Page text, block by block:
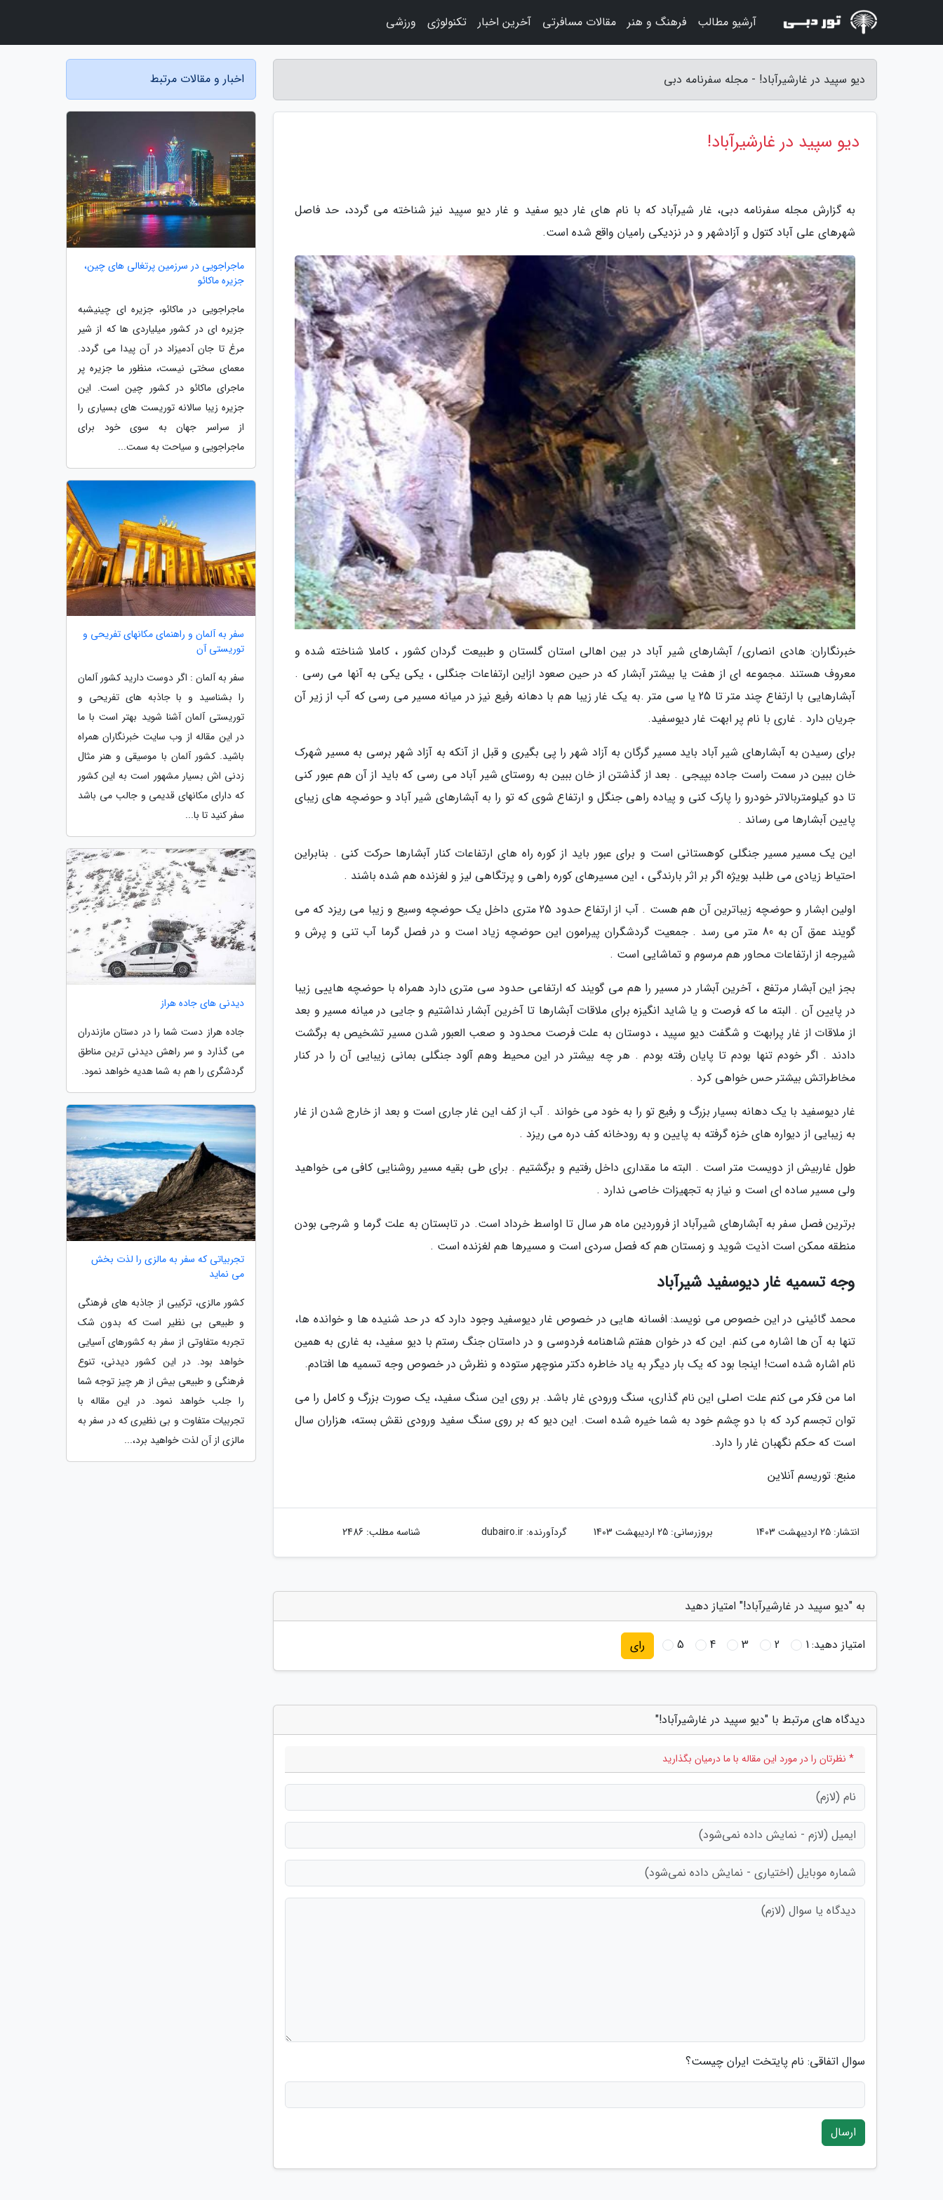
دیو سپید در غارشیرآباد! - مجله سفرنامه دبی
دیو سپید در غارشیرآباد!
به گزارش مجله سفرنامه دبی، غار شیرآباد که با نام های غار دیو سفید و غار دیو سپید نیز شناخته می گردد، حد فاصل
شهرهای علی آباد کتول و آزادشهر و در نزدیکی رامیان واقع شده است.
خبرنگاران: هادی انصاری/ آبشارهای شیر آباد در بین اهالی استان گلستان و طبیعت گردان کشور ، کاملا شناخته شده و
معروف هستند .مجموعه ای از هفت یا بیشتر آبشار که در حین صعود ازاین ارتفاعات جنگلی ، یکی یکی به آنها می رسی .
آبشارهایی با ارتفاع چند متر تا 25 یا سی متر .به یک غار زیبا هم با دهانه رفیع نیز در میانه مسیر می رسی که آب از زیر آن
جریان دارد . غاری با نام پر ابهت غار دیوسفید.
برای رسیدن به آبشارهای شیر آباد باید مسیر گرگان به آزاد شهر را پی بگیری و قبل از آنکه به آزاد شهر برسی به مسیر شهرک
خان ببین در سمت راست جاده بپیجی . بعد از گذشتن از خان ببین به روستای شیر آباد می رسی که باید از آن هم عبور کنی
تا دو کیلومتربالاتر خودرو را پارک کنی و پیاده راهی جنگل و ارتفاع شوی که تو را به آبشارهای شیر آباد و حوضچه های زیبای
پایین آبشارها می رساند .
این یک مسیر مسیر جنگلی کوهستانی است و برای عبور باید از کوره راه های ارتفاعات کنار آبشارها حرکت کنی . بنابراین
احتیاط زیادی می طلبد بویژه اگر بر اثر بارندگی ، این مسیرهای کوره راهی و پرتگاهی لیز و لغزنده هم شده باشند .
اولین ابشار و حوضچه زیباترین آن هم هست . آب از ارتفاع حدود 25 متری داخل یک حوضچه وسیع و زیبا می ریزد که می
گویند عمق آن به 80 متر می رسد . جمعیت گردشگران پیرامون این حوضچه زیاد است و در فصل گرما آب تنی و پرش و
شیرجه از ارتفاعات محاور هم مرسوم و تماشایی است .
بجز این آبشار مرتفع ، آخرین آبشار در مسیر را هم می گویند که ارتفاعی حدود سی متری دارد همراه با حوضچه هاییی زیبا
در پایین آن . البته ما که فرصت و یا شاید انگیزه برای ملاقات آبشارها تا آخرین آبشار نداشتیم و جایی در میانه مسیر و بعد
از ملاقات از غار پرابهت و شگفت دیو سپید ، دوستان به علت فرصت محدود و صعب العبور شدن مسیر تشخیص به برگشت
دادند . اگر خودم تنها بودم تا پایان رفته بودم . هر چه بیشتر در این محیط وهم آلود جنگلی بمانی زیبایی آن را در کنار
مخاطراتش بیشتر حس خواهی کرد .
غار دیوسفید با یک دهانه بسیار بزرگ و رفیع تو را به خود می خواند . آب از کف این غار جاری است و بعد از خارج شدن از غار
به زیبایی از دیواره های خزه گرفته به پایین و به رودخانه کف دره می ریزد .
طول غاربیش از دویست متر است . البته ما مقداری داخل رفتیم و برگشتیم . برای طی بقیه مسیر روشنایی کافی می خواهید
ولی مسیر ساده ای است و نیاز به تجهیزات خاصی ندارد .
برترین فصل سفر به آبشارهای شیرآباد از فروردین ماه هر سال تا اواسط خرداد است. در تابستان به علت گرما و شرجی بودن
منطقه ممکن است اذیت شوید و زمستان هم که فصل سردی است و مسیرها هم لغزنده است .
وجه تسمیه غار دیوسفید شیرآباد
محمد گائینی در این خصوص می نویسد: افسانه هایی در خصوص غار دیوسفید وجود دارد که در حد شنیده ها و خوانده ها،
تنها به آن ها اشاره می کنم. این که در خوان هفتم شاهنامه فردوسی و در داستان جنگ رستم با دیو سفید، به غاری به همین
نام اشاره شده است! اینجا بود که یک بار دیگر به یاد خاطره دکتر منوچهر ستوده و نظرش در خصوص وجه تسمیه ها افتادم.
اما من فکر می کنم علت اصلی این نام گذاری، سنگ ورودی غار باشد. بر روی این سنگ سفید، یک صورت بزرگ و کامل را می
توان تجسم کرد که با دو چشم خود به شما خیره شده است. این دیو که بر روی سنگ سفید ورودی نقش بسته، هزاران سال
است که حکم نگهبان غار را دارد.
منبع: توریسم آنلاین
انتشار: 25 اردیبهشت 1403 بروزرسانی: 25 اردیبهشت 1403 گردآورنده:dubairo.ir شناسه مطلب: 2486
به "دیو سپید در غارشیرآباد!" امتیاز دهید
امتیاز دهید:1
2
3
4
5 رای
دیدگاه های مرتبط با "دیو سپید در غارشیرآباد!"
* نظرتان را در مورد این مقاله با ما درمیان بگذارید
سوال اتفاقی: نام پایتخت ایران چیست؟
ارسال
اخبار و مقالات مرتبط
ماجراجویی در سرزمین پرتغالی های چین،
جزیره ماکائو
ماجراجویی در ماکائو، جزیره ای چینیشبه
جزیره ای در کشور میلیاردی ها که از شیر
مرغ تا جان آدمیزاد در آن پیدا می گردد.
معمای سختی نیست، منظور ما جزیره پر
ماجرای ماکائو در کشور چین است. این
جزیره زیبا سالانه توریست های بسیاری را
از سراسر جهان به سوی خود برای
ماجراجویی و سیاحت به سمت...
سفر به آلمان و راهنمای مکانهای تفریحی و
توریستی آن
سفر به آلمان : اگر دوست دارید کشور آلمان
را بشناسید و با جاذبه های تفریحی و
توریستی آلمان آشنا شوید بهتر است با ما
در این مقاله از وب سایت خبرنگاران همراه
باشید. کشور آلمان با موسیقی و هنر مثال
زدنی اش بسیار مشهور است به این کشور
که دارای مکانهای قدیمی و جالب می باشد
سفر کنید تا با...
دیدنی های جاده هراز
جاده هراز دست شما را در دستان مازندران
می گذارد و سر راهش دیدنی ترین مناطق
گردشگری را هم به شما هدیه خواهد نمود.
تجربیاتی که سفر به مالزی را لذت بخش
می نماید
کشور مالزی، ترکیبی از جاذبه های فرهنگی
و طبیعی بی نظیر است که بدون شک
تجربه متفاوتی از سفر به کشورهای آسیایی
خواهد بود. در این کشور دیدنی، تنوع
فرهنگی و طبیعی بیش از هر چیز توجه شما
را جلب خواهد نمود. در این مقاله با
تجربیات متفاوت و بی نظیری که در سفر به
مالزی از آن لذت خواهید برد،...
آرشیو مطالب فرهنگ و هنر مقالات مسافرتی آخرین اخبار تکنولوژی ورزشی